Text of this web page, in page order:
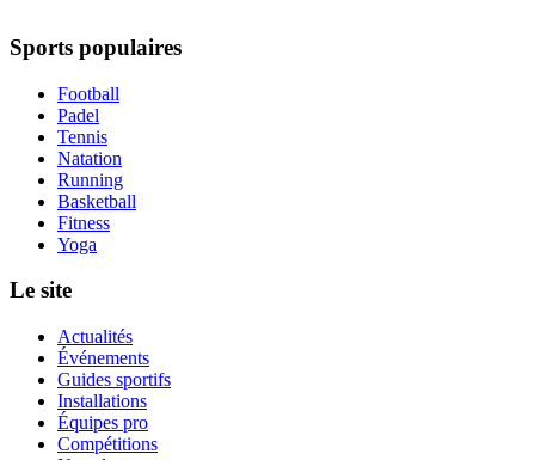
Sports populaires
Football
Padel
Tennis
Natation
Running
Basketball
Fitness
Yoga
Le site
Actualités
Événements
Guides sportifs
Installations
Équipes pro
Compétitions